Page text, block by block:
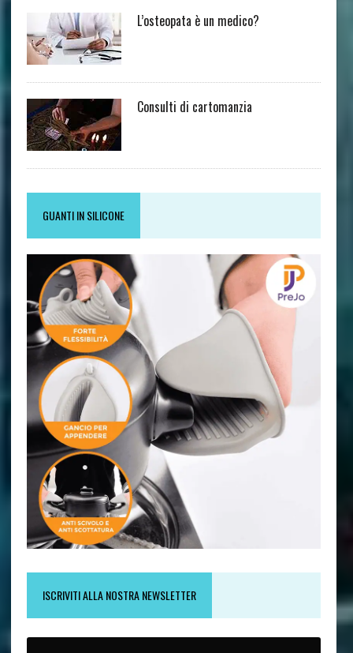
L’osteopata è un medico?
Consulti di cartomanzia
GUANTI IN SILICONE
ISCRIVITI ALLA NOSTRA NEWSLETTER